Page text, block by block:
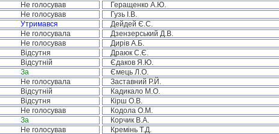
Не голосував Геращенко А.Ю.
Не голосував Гузь І.В.
Утримався Дейдей Є.С.
Не голосувала Дзензерський Д.В.
Не голосував Дирів А.Б.
Відсутня Драюк С.Є.
Відсутній Єдаков Я.Ю.
За Ємець Л.О.
Не голосувала Заставний Р.Й.
Відсутній Кадикало М.О.
Відсутня Кірш О.В.
Не голосував Кодола О.М.
За Корчик В.А.
Не голосував Кремінь Т.Д.